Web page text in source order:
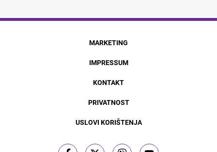
MARKETING
IMPRESSUM
KONTAKT
PRIVATNOST
USLOVI KORIŠTENJA